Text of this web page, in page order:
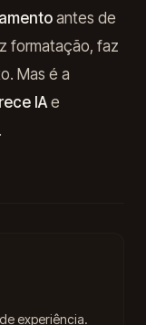
antes de
formatação, faz
Mas é a
IAe
.
experiência.